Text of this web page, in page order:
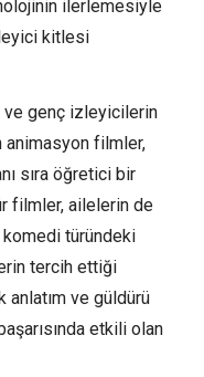
ilerlemesiyle
kitlesi
genç izleyicilerin
filmler,
sıra öğretici bir
filmler, ailelerin de
türündeki
tercih ettiği
anlatım ve güldürü
etkili olan